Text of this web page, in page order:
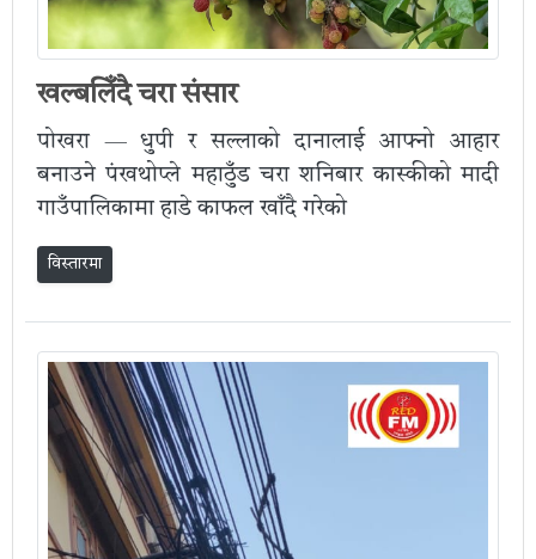
खल्बलिँदै चरा संसार
पोखरा — धुपी र सल्लाको दानालाई आफ्नो आहार
बनाउने पंखथोप्ले महाठुँड चरा शनिबार कास्कीको मादी
गाउँपालिकामा हाडे काफल खाँदै गरेको
विस्तारमा